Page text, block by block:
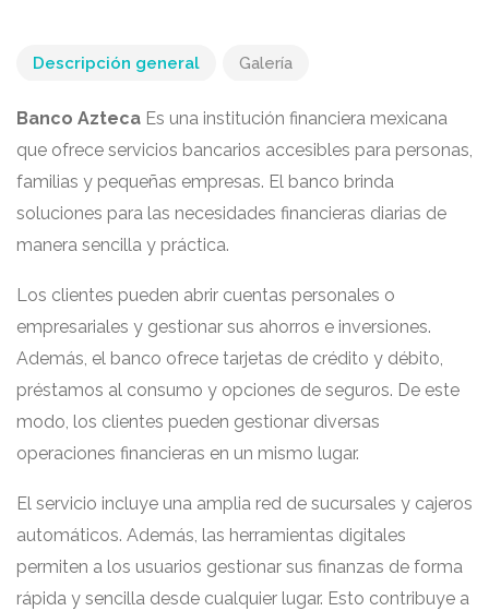
Descripción general Galería
Banco Azteca Es una institución financiera mexicana
que ofrece servicios bancarios accesibles para personas,
familias y pequeñas empresas. El banco brinda
soluciones para las necesidades financieras diarias de
manera sencilla y práctica.
Los clientes pueden abrir cuentas personales o
empresariales y gestionar sus ahorros e inversiones.
Además, el banco ofrece tarjetas de crédito y débito,
préstamos al consumo y opciones de seguros. De este
modo, los clientes pueden gestionar diversas
operaciones financieras en un mismo lugar.
El servicio incluye una amplia red de sucursales y cajeros
automáticos. Además, las herramientas digitales
permiten a los usuarios gestionar sus finanzas de forma
rápida y sencilla desde cualquier lugar. Esto contribuye a